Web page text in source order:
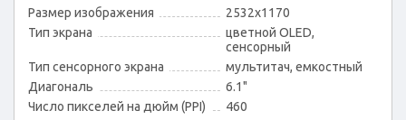
Размер изображения
2532x1170
Тип экрана
цветной OLED,
сенсорный
Тип сенсорного экрана
мультитач, емкостный
Диагональ
6.1"
Число пикселей на дюйм (PPI)
460